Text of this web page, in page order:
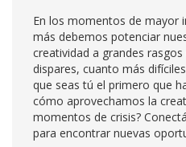
En los momentos de mayor
más debemos potenciar
creatividad a grandes
dispares, cuanto más
que seas tú el primero que
cómo aprovechamos la
momentos de crisis?
para encontrar nuevas